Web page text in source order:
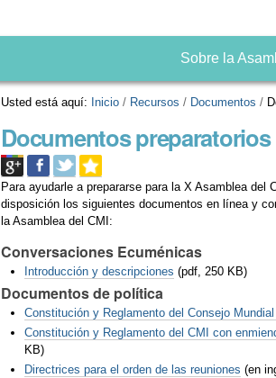
Sobre la
Usted está aquí: Inicio / Recursos / Documentos /
Documentos preparatorios
Para ayudarle a prepararse para la X Asamblea del
disposición los siguientes documentos en línea y
la Asamblea del CMI:
Conversaciones Ecuménicas
Introducción y descripciones (pdf, 250 KB)
Documentos de política
Constitución y Reglamento del Consejo
Constitución y Reglamento del CMI con
KB)
Directrices para el orden de las reuniones (en